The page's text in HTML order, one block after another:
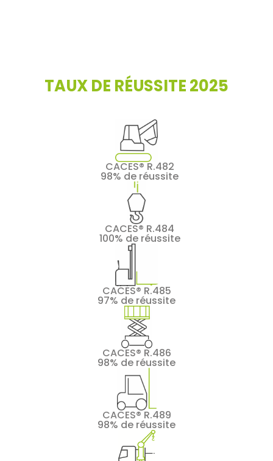
TAUX DE RÉUSSITE 2025
CACES® R.482
98% de réussite
CACES® R.484
100% de réussite
CACES® R.485
97% de réussite
CACES® R.486
98% de réussite
CACES® R.489
98% de réussite